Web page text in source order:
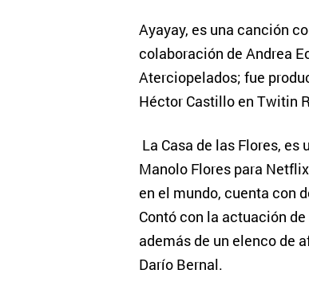
Ayayay, es una canción
colaboración de Andrea
Aterciopelados; fue
Héctor Castillo en Twitin
La Casa de las Flores,
Manolo Flores para
en el mundo, cuenta con
Contó con la actuación
además de un elenco de
Darío Bernal.